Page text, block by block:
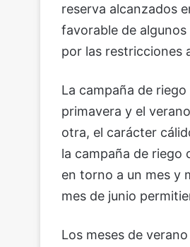
reserva alcanzados
favorable de
por las restricciones
La campaña de
primavera y el
otra, el carácter
la campaña de riego
en torno a un mes y
mes de junio
Los meses de